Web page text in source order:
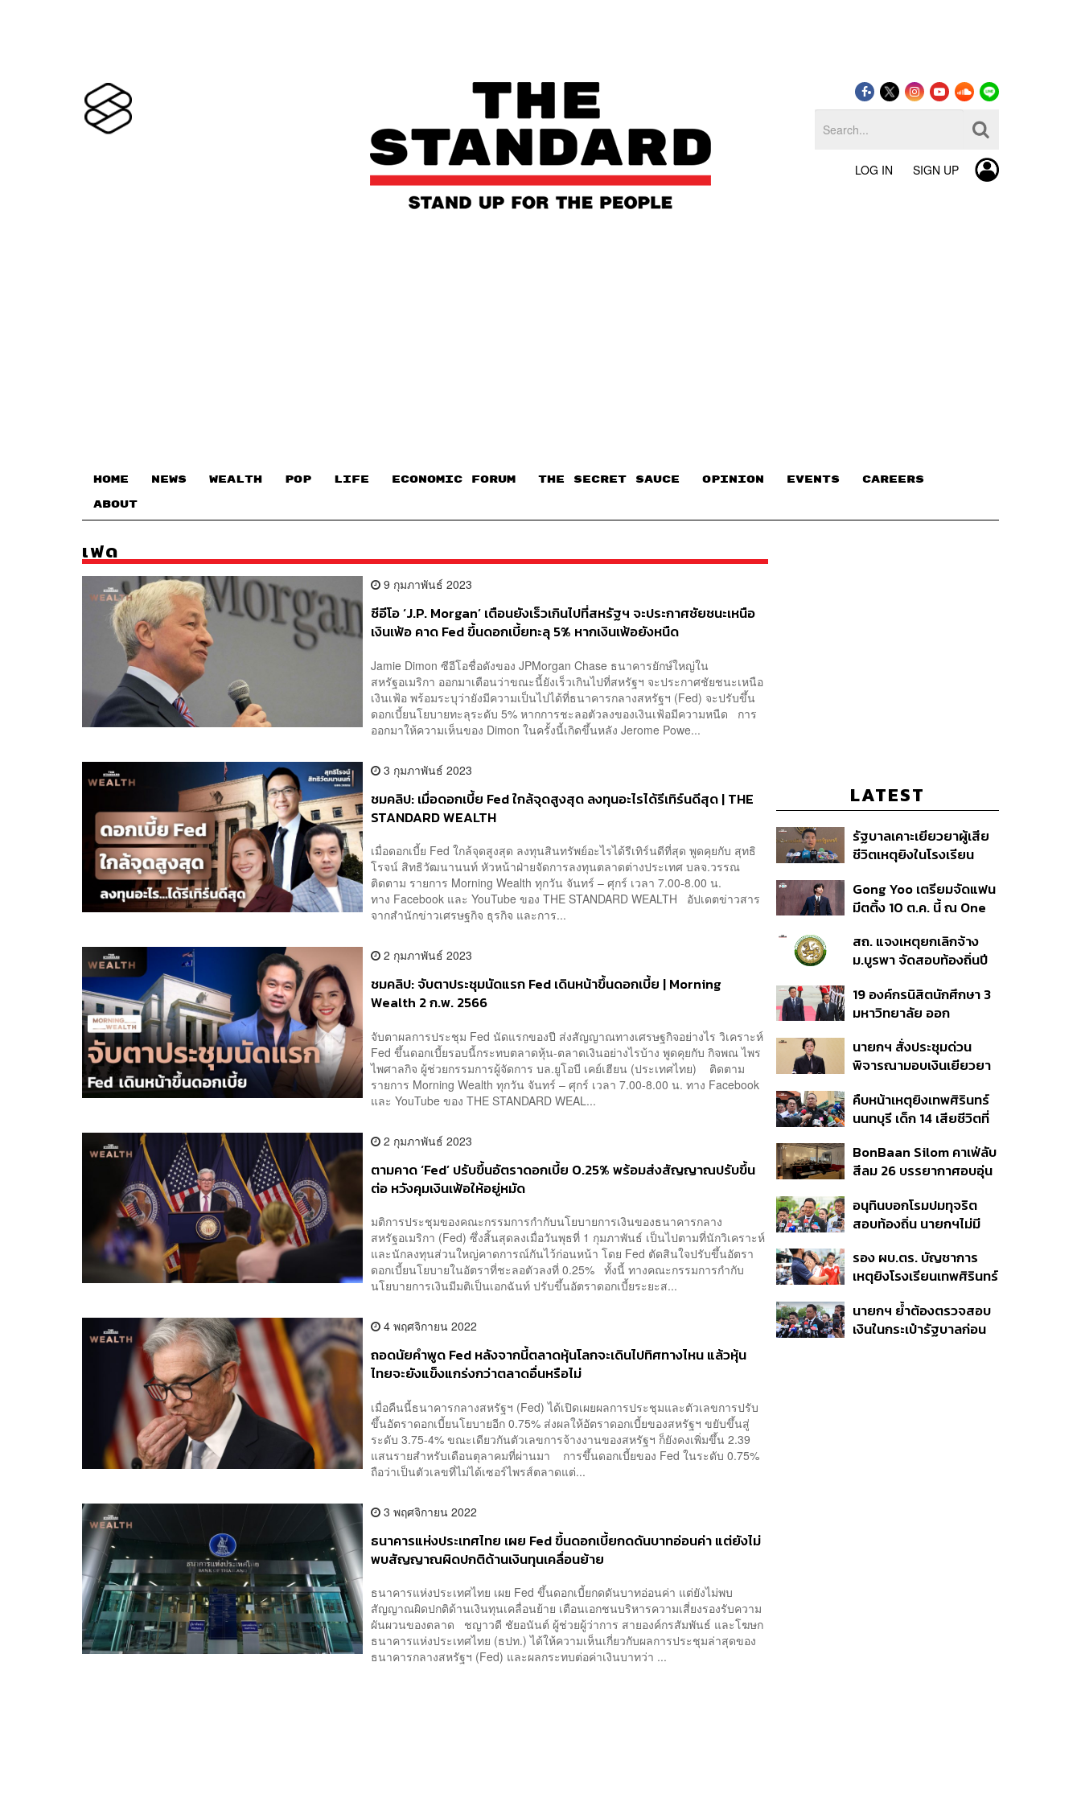
LOG IN SIGN UP
HOME NEWS WEALTH POP LIFE ECONOMIC FORUM THE SECRET SAUCE​ OPINION EVENTS CAREERS
ABOUT
เฟด
9 กุมภาพันธ์ 2023
ซีอีโอ ‘J.P. Morgan’ เตือนยังเร็วเกินไปที่สหรัฐฯ จะประกาศชัยชนะเหนือ
เงินเฟ้อ คาด Fed ขึ้นดอกเบี้ยทะลุ 5% หากเงินเฟ้อยังหนืด
Jamie Dimon ซีอีโอชื่อดังของ JPMorgan Chase ธนาคารยักษ์ใหญ่ใน
สหรัฐอเมริกา ออกมาเตือนว่าขณะนี้ยังเร็วเกินไปที่สหรัฐฯ จะประกาศชัยชนะเหนือ
เงินเฟ้อ พร้อมระบุว่ายังมีความเป็นไปได้ที่ธนาคารกลางสหรัฐฯ (Fed) จะปรับขึ้น
ดอกเบี้ยนโยบายทะลุระดับ 5% หากการชะลอตัวลงของเงินเฟ้อมีความหนืด การ
ออกมาให้ความเห็นของ Dimon ในครั้งนี้เกิดขึ้นหลัง Jerome Powe...
3 กุมภาพันธ์ 2023
ชมคลิป: เมื่อดอกเบี้ย Fed ใกล้จุดสูงสุด ลงทุนอะไรได้รีเทิร์นดีสุด | THE
STANDARD WEALTH
เมื่อดอกเบี้ย Fed ใกล้จุดสูงสุด ลงทุนสินทรัพย์อะไรได้รีเทิร์นดีที่สุด พูดคุยกับ สุทธิ
โรจน์ สิทธิวัฒนานนท์ หัวหน้าฝ่ายจัดการลงทุนตลาดต่างประเทศ บลจ.วรรณ ‌
ติดตาม รายการ Morning Wealth ทุกวัน จันทร์ – ศุกร์ เวลา 7.00-8.00 น.
ทาง Facebook และ YouTube ของ THE STANDARD WEALTH อัปเดตข่าวสาร
จากสำนักข่าวเศรษฐกิจ ธุรกิจ และการ...
2 กุมภาพันธ์ 2023
ชมคลิป: จับตาประชุมนัดแรก Fed เดินหน้าขึ้นดอกเบี้ย | Morning
Wealth 2 ก.พ. 2566
จับตาผลการประชุม Fed นัดแรกของปี ส่งสัญญาณทางเศรษฐกิจอย่างไร วิเคราะห์
Fed ขึ้นดอกเบี้ยรอบนี้กระทบตลาดหุ้น-ตลาดเงินอย่างไรบ้าง พูดคุยกับ กิจพณ ไพร
ไพศาลกิจ ผู้ช่วยกรรมการผู้จัดการ บล.ยูโอบี เคย์เฮียน (ประเทศไทย) ติดตาม
รายการ Morning Wealth ทุกวัน จันทร์ – ศุกร์ เวลา 7.00-8.00 น. ทาง Facebook
และ YouTube ของ THE STANDARD WEAL...
2 กุมภาพันธ์ 2023
ตามคาด ‘Fed’ ปรับขึ้นอัตราดอกเบี้ย 0.25% พร้อมส่งสัญญาณปรับขึ้น
ต่อ หวังคุมเงินเฟ้อให้อยู่หมัด
มติการประชุมของคณะกรรมการกำกับนโยบายการเงินของธนาคารกลาง
สหรัฐอเมริกา (Fed) ซึ่งสิ้นสุดลงเมื่อวันพุธที่ 1 กุมภาพันธ์ เป็นไปตามที่นักวิเคราะห์
และนักลงทุนส่วนใหญ่คาดการณ์กันไว้ก่อนหน้า โดย Fed ตัดสินใจปรับขึ้นอัตรา
ดอกเบี้ยนโยบายในอัตราที่ชะลอตัวลงที่ 0.25% ทั้งนี้ ทางคณะกรรมการกำกับ
นโยบายการเงินมีมติเป็นเอกฉันท์ ปรับขึ้นอัตราดอกเบี้ยระยะส...
4 พฤศจิกายน 2022
ถอดนัยคำพูด Fed หลังจากนี้ตลาดหุ้นโลกจะเดินไปทิศทางไหน แล้วหุ้น
ไทยจะยังแข็งแกร่งกว่าตลาดอื่นหรือไม่
เมื่อคืนนี้ธนาคารกลางสหรัฐฯ (Fed) ได้เปิดเผยผลการประชุมและตัวเลขการปรับ
ขึ้นอัตราดอกเบี้ยนโยบายอีก 0.75% ส่งผลให้อัตราดอกเบี้ยของสหรัฐฯ ขยับขึ้นสู่
ระดับ 3.75-4% ขณะเดียวกันตัวเลขการจ้างงานของสหรัฐฯ ก็ยังคงเพิ่มขึ้น 2.39
แสนรายสำหรับเดือนตุลาคมที่ผ่านมา การขึ้นดอกเบี้ยของ Fed ในระดับ 0.75%
ถือว่าเป็นตัวเลขที่ไม่ได้เซอร์ไพรส์ตลาดแต่...
3 พฤศจิกายน 2022
ธนาคารแห่งประเทศไทย เผย Fed ขึ้นดอกเบี้ยกดดันบาทอ่อนค่า แต่ยังไม่
พบสัญญาณผิดปกติด้านเงินทุนเคลื่อนย้าย
ธนาคารแห่งประเทศไทย เผย Fed ขึ้นดอกเบี้ยกดดันบาทอ่อนค่า แต่ยังไม่พบ
สัญญาณผิดปกติด้านเงินทุนเคลื่อนย้าย เตือนเอกชนบริหารความเสี่ยงรองรับความ
ผันผวนของตลาด ชญาวดี ชัยอนันต์ ผู้ช่วยผู้ว่าการ สายองค์กรสัมพันธ์ และโฆษก
ธนาคารแห่งประเทศไทย (ธปท.) ได้ให้ความเห็นเกี่ยวกับผลการประชุมล่าสุดของ
ธนาคารกลางสหรัฐฯ (Fed) และผลกระทบต่อค่าเงินบาทว่า ...
LATEST
รัฐบาลเคาะเยียวยาผู้เสีย
ชีวิตเหตุยิงในโรงเรียน
เหตุในอดีต เข้าเกณฑ์
สาธารณภัย พร้อมเร่งจ่าย
Gong Yoo เตรียมจัดแฟน
มีตติ้ง 10 ต.ค. นี้ ณ One
สถ. แจงเหตุยกเลิกจ้าง
ม.บูรพา จัดสอบท้องถิ่นปี
19 องค์กรนิสิตนักศึกษา 3
มหาวิทยาลัย ออก
รัฐบาลต้อนรับ ‘มิน อ่อง
หล่าย’
นายกฯ สั่งประชุมด่วน
พิจารณามอบเงินเยียวยา
ลบ. ทุพพลภาพ 7 แสนบาท
บาดเจ็บสาหัส 2 แสนบาท
บาท
คืบหน้าเหตุยิงเทพศิรินทร์
นนทบุรี เด็ก 14 เสียชีวิตที่
เสียชีวิต 5 ราย เจ็บ 22
ราย
BonBaan Silom คาเฟ่ลับ
สีลม 26 บรรยากาศอบอุ่น
อนุทินบอกโรมปมทุจริต
สอบท้องถิ่น นายกฯไม่มี
คนผิดมาลงโทษ
รอง ผบ.ตร. บัญชาการ
เหตุยิงโรงเรียนเทพศิรินทร์
ยืนยันไร้คนติดค้าง พบศพ
ปู่-ย่าที่บ้านพักผู้ก่อเหตุ
นายกฯ ย้ำต้องตรวจสอบ
เงินในกระเป๋ารัฐบาลก่อน